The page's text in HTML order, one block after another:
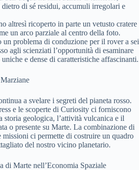
di sé residui, accumuli irregolari e
altresì ricoperto in parte un vetusto cratere
un arco parziale al centro della foto.
problema di conduzione per il rover a sei
agli scienziati l’opportunità di esaminare
e dense di caratteristiche affascinanti.
a svelare i segreti del pianeta rosso.
e le scoperte di Curiosity ci forniscono
storia geologica, l’attività vulcanica e il
o presente su Marte. La combinazione di
ci permette di costruire un quadro
del nostro vicino planetario.
di Marte nell’Economia Spaziale